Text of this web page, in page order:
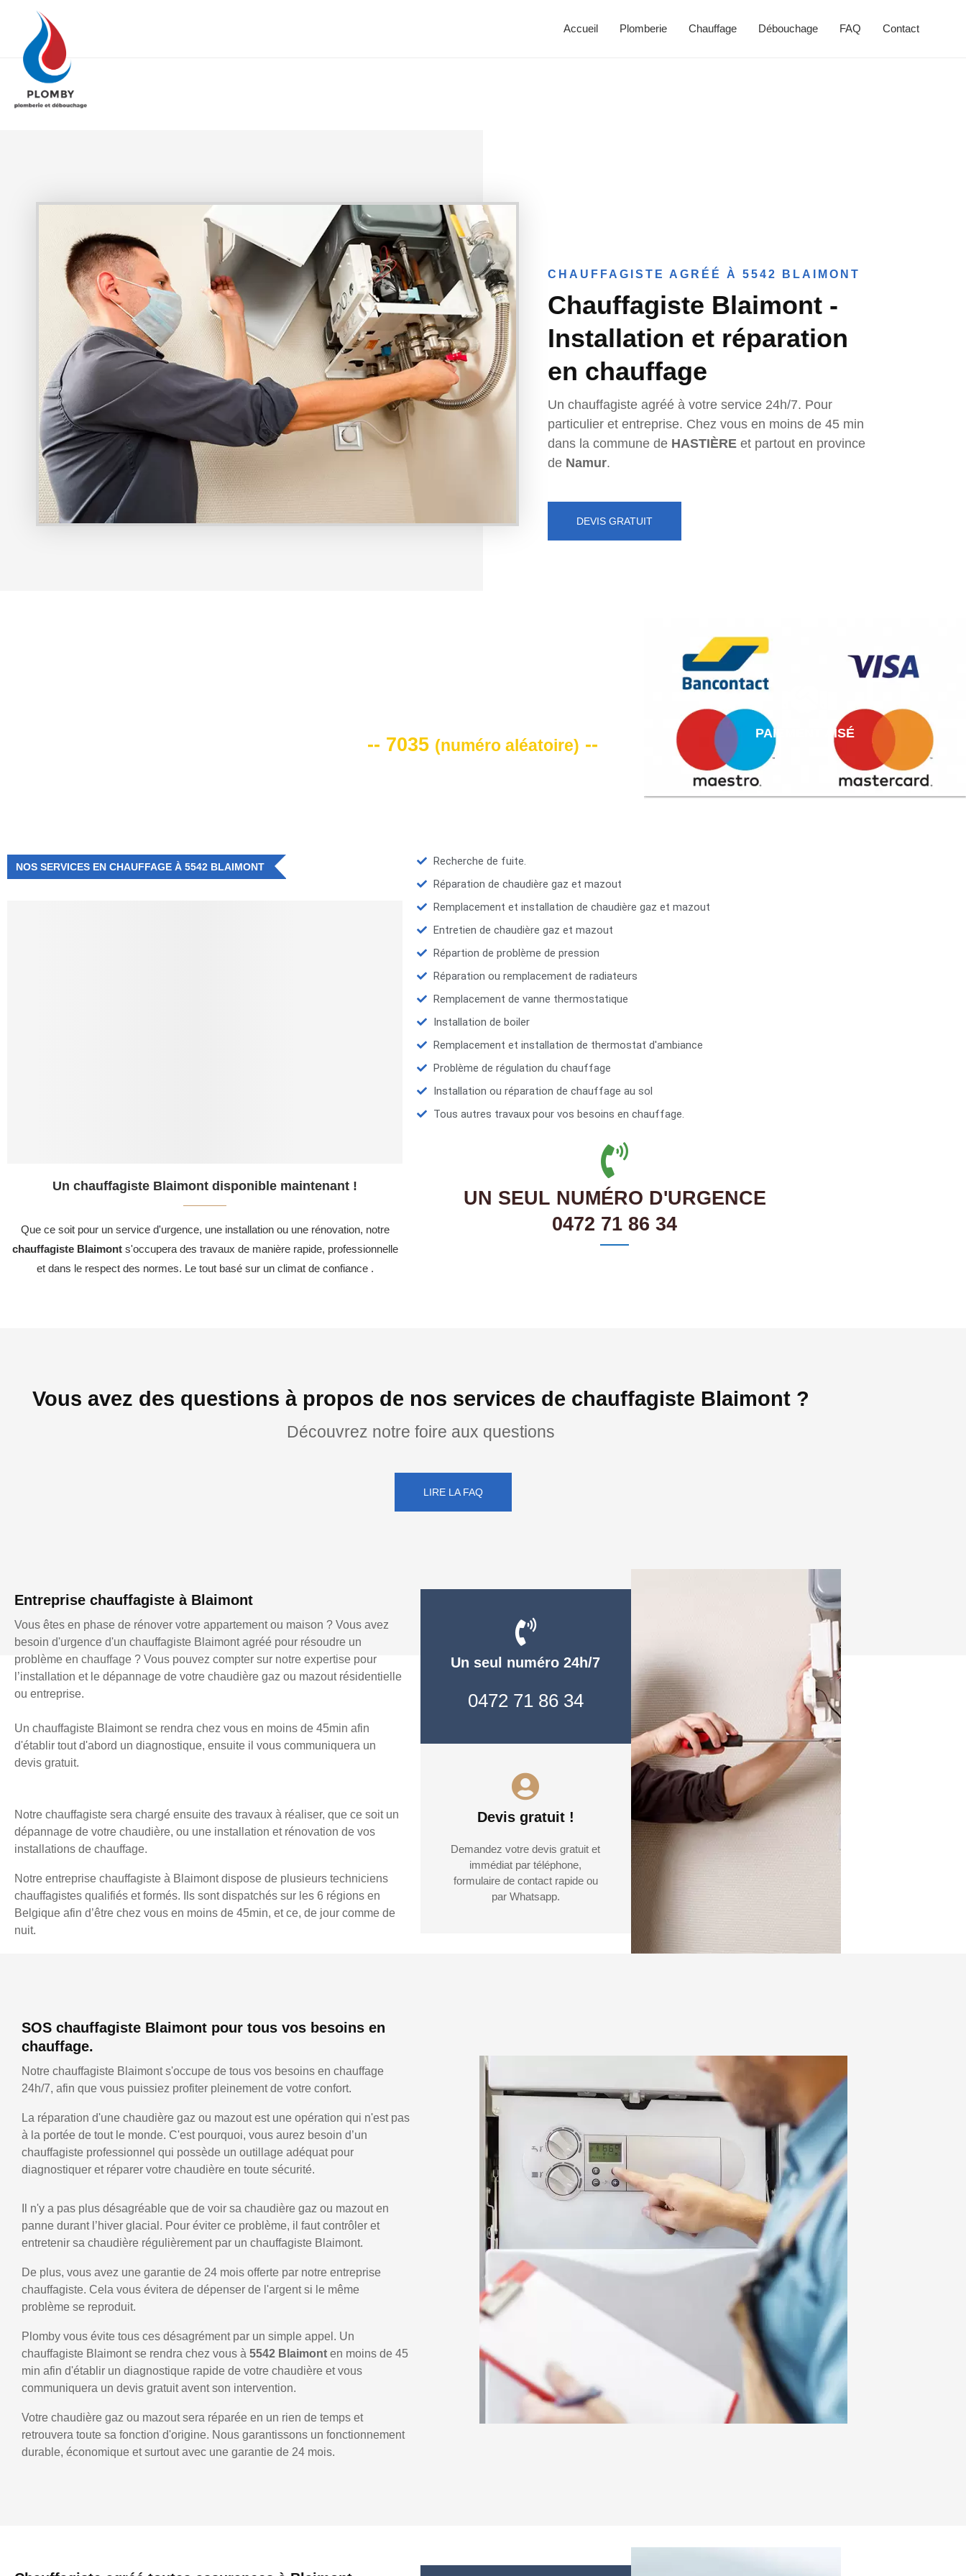
Accueil Plomberie Chauffage Débouchage FAQ Contact
CHAUFFAGISTE AGRÉÉ À 5542 BLAIMONT
Chauffagiste Blaimont -
Installation et réparation
en chauffage
Un chauffagiste agréé à votre service 24h/7. Pour
particulier et entreprise. Chez vous en moins de 45 min
dans la commune de HASTIÈRE et partout en province
de Namur.
DEVIS GRATUIT
-- 7035 (numéro aléatoire) --
PAIEMENT AISÉ
NOS SERVICES EN CHAUFFAGE À 5542 BLAIMONT
Un chauffagiste Blaimont disponible maintenant !
Que ce soit pour un service d'urgence, une installation ou une rénovation, notre
chauffagiste Blaimonts'occupera des travaux de manière rapide, professionnelle
et dans le respect des normes. Le tout basé sur un climat de confiance .
Recherche de fuite.
Réparation de chaudière gaz et mazout
Remplacement et installation de chaudière gaz et mazout
Entretien de chaudière gaz et mazout
Répartion de problème de pression
Réparation ou remplacement de radiateurs
Remplacement de vanne thermostatique
Installation de boiler
Remplacement et installation de thermostat d'ambiance
Problème de régulation du chauffage
Installation ou réparation de chauffage au sol
Tous autres travaux pour vos besoins en chauffage.
UN SEUL NUMÉRO D'URGENCE
0472 71 86 34
Vous avez des questions à propos de nos services de chauffagiste Blaimont ?
Découvrez notre foire aux questions
LIRE LA FAQ
Entreprise chauffagiste à Blaimont
Vous êtes en phase de rénover votre appartement ou maison ? Vous avez
besoin d'urgence d'un chauffagiste Blaimont agréé pour résoudre un
problème en chauffage ? Vous pouvez compter sur notre expertise pour
l’installation et le dépannage de votre chaudière gaz ou mazout résidentielle
ou entreprise.
Un chauffagiste Blaimont se rendra chez vous en moins de 45min afin
d'établir tout d'abord un diagnostique, ensuite il vous communiquera un
devis gratuit.
Notre chauffagiste sera chargé ensuite des travaux à réaliser, que ce soit un
dépannage de votre chaudière, ou une installation et rénovation de vos
installations de chauffage.
Notre entreprise chauffagiste à Blaimont dispose de plusieurs techniciens
chauffagistes qualifiés et formés. Ils sont dispatchés sur les 6 régions en
Belgique afin d’être chez vous en moins de 45min, et ce, de jour comme de
nuit.
Un seul numéro 24h/7
0472 71 86 34
Devis gratuit !
Demandez votre devis gratuit et
immédiat par téléphone,
formulaire de contact rapide ou
par Whatsapp.
SOS chauffagiste Blaimont pour tous vos besoins en
chauffage.
Notre chauffagiste Blaimont s'occupe de tous vos besoins en chauffage
24h/7, afin que vous puissiez profiter pleinement de votre confort.
La réparation d'une chaudière gaz ou mazout est une opération qui n'est pas
à la portée de tout le monde. C'est pourquoi, vous aurez besoin d’un
chauffagiste professionnel qui possède un outillage adéquat pour
diagnostiquer et réparer votre chaudière en toute sécurité.
Il n'y a pas plus désagréable que de voir sa chaudière gaz ou mazout en
panne durant l’hiver glacial. Pour éviter ce problème, il faut contrôler et
entretenir sa chaudière régulièrement par un chauffagiste Blaimont.
De plus, vous avez une garantie de 24 mois offerte par notre entreprise
chauffagiste. Cela vous évitera de dépenser de l'argent si le même
problème se reproduit.
Plomby vous évite tous ces désagrément par un simple appel. Un
chauffagiste Blaimont se rendra chez vous à 5542 Blaimont en moins de 45
min afin d'établir un diagnostique rapide de votre chaudière et vous
communiquera un devis gratuit avent son intervention.
Votre chaudière gaz ou mazout sera réparée en un rien de temps et
retrouvera toute sa fonction d'origine. Nous garantissons un fonctionnement
durable, économique et surtout avec une garantie de 24 mois.